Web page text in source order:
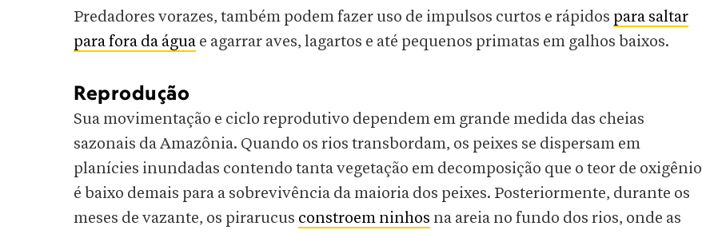
Predadores vorazes, também podem fazer uso de impulsos curtos e rápidos para saltar
para fora da água e agarrar aves, lagartos e até pequenos primatas em galhos baixos.
Reprodução
Sua movimentação e ciclo reprodutivo dependem em grande medida das cheias
sazonais da Amazônia. Quando os rios transbordam, os peixes se dispersam em
planícies inundadas contendo tanta vegetação em decomposição que o teor de oxigênio
é baixo demais para a sobrevivência da maioria dos peixes. Posteriormente, durante os
meses de vazante, os pirarucus constroem ninhos na areia no fundo dos rios, onde as